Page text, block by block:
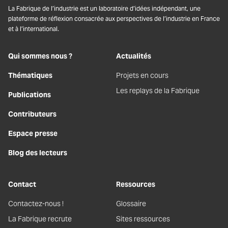
La Fabrique de l’industrie est un laboratoire d’idées indépendant, une
plateforme de réflexion consacrée aux perspectives de l’industrie en France
et à l’international.
Qui sommes nous ?
Thématiques
Publications
Contributeurs
Espace presse
Blog des lecteurs
Actualités
Projets en cours
Les replays de la Fabrique
Contact
Contactez-nous !
La Fabrique recrute
Ressources
Glossaire
Sites ressources